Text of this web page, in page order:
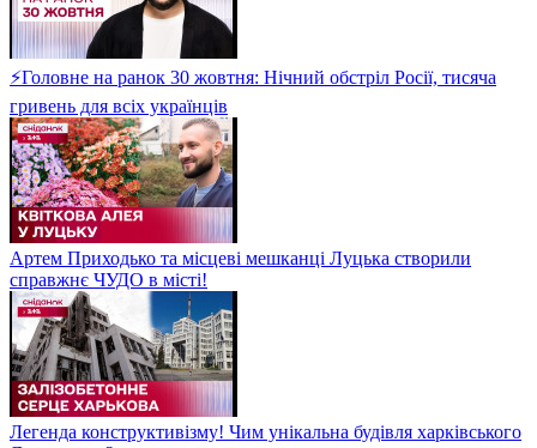
⚡Головне на ранок 30 жовтня: Нічний обстріл Росії, тисяча
гривень для всіх українців
Артем Приходько та місцеві мешканці Луцька створили
справжнє ЧУДО в місті!
Легенда конструктивізму! Чим унікальна будівля харківського